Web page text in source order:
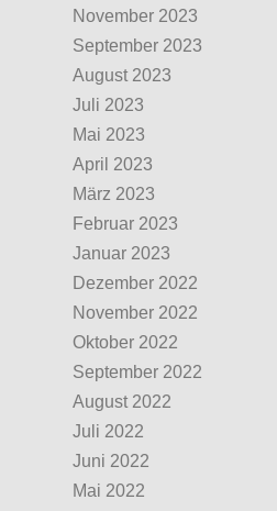
November 2023
September 2023
August 2023
Juli 2023
Mai 2023
April 2023
März 2023
Februar 2023
Januar 2023
Dezember 2022
November 2022
Oktober 2022
September 2022
August 2022
Juli 2022
Juni 2022
Mai 2022